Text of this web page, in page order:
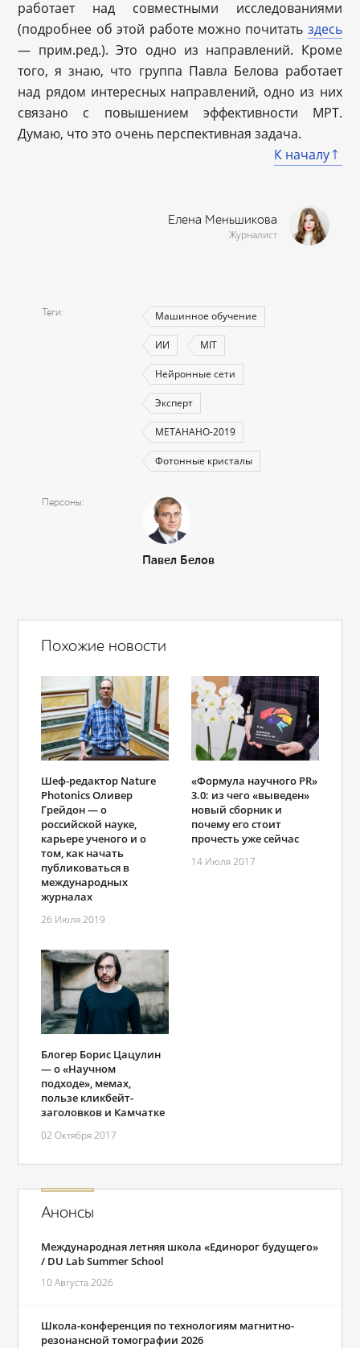
работает над совместными исследованиями
(подробнее об этой работе можно почитать здесь
— прим.ред.). Это одно из направлений. Кроме
того, я знаю, что группа Павла Белова работает
над рядом интересных направлений, одно из них
связано с повышением эффективности МРТ.
Думаю, что это очень перспективная задача.
К началу
Елена Меньшикова
Журналист
Теги Машинное обучение
ИИ MIT
Нейронные сети
Эксперт
МЕТАНАНО-2019
Фотонные кристалы
Персоны
Павел Белов
Похожие новости
Шеф-редактор Nature
Photonics Оливер
Грейдон — о
российской науке,
карьере ученого и о
том, как начать
публиковаться в
международных
журналах
26 Июля 2019
«Формула научного PR»
3.0: из чего «выведен»
новый сборник и
почему его стоит
прочесть уже сейчас
14 Июля 2017
Блогер Борис Цацулин
— о «Научном
подходе», мемах,
пользе кликбейт-
заголовков и Камчатке
02 Октября 2017
Анонсы
Международная летняя школа «Единорог будущего»
/ DU Lab Summer School
10 Августа 2026
Школа-конференция по технологиям магнитно-
резонансной томографии 2026